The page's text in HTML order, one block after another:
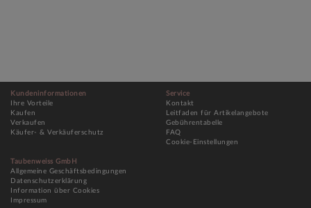
Kundeninformationen
Ihre Vorteile
Kaufen
Verkaufen
Käufer- & Verkäuferschutz
Service
Kontakt
Leitfaden für Artikelangebote
Gebührentabelle
FAQ
Cookie-Einstellungen
Taubenweiss GmbH
Allgemeine Geschäftsbedingungen
Datenschutzerklärung
Information über Cookies
Impressum